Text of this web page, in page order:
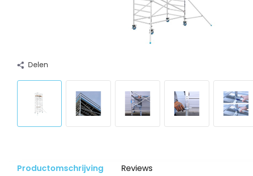
Delen
Productomschrijving Reviews